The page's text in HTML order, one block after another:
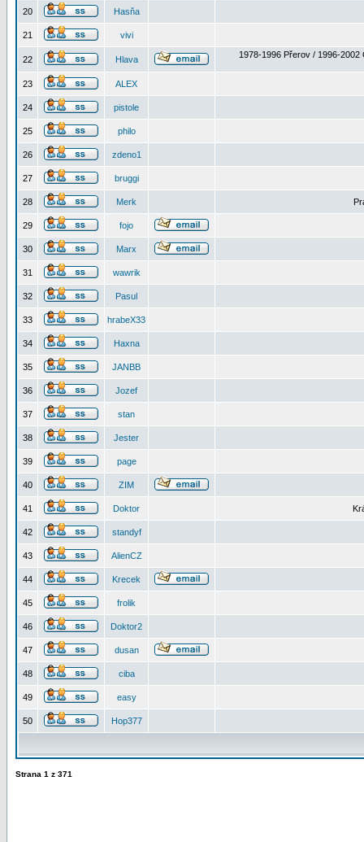
20 Hasňa
21 vivi
22 Hlava 1978-1996 Přerov / 1996-2002
23 ALEX
24 pistole
25 philo
26 zdeno1
27 bruggi
28 Merk
29 fojo
30 Marx
31 wawrik
32 Pasul
33 hrabeX33
34 Haxna
35 JANBB
36 Jozef
37 stan
38 Jester
39 page
40 ZIM
41 Doktor
42 standyf
43 AlienCZ
44 Krecek
45 frolik
46 Doktor2
47 dusan
48 ciba
49 easy
50 Hop377
Strana 1 z 371